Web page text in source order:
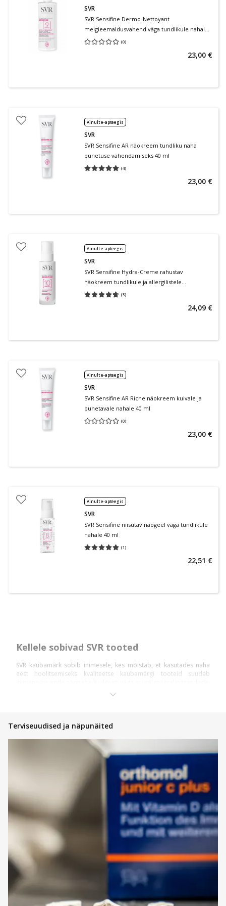
SVR
SVR Sensifine Dermo-Nettoyant
meigieemaldusvahend väga tundlikule nahale
400 ml
(0)
Keskmine hinnang 0.00
23,00 €
Ainult e-apteegis
SVR
SVR Sensifine AR näokreem tundliku naha
punetuse vähendamiseks 40 ml
(4)
Keskmine hinnang 5.00
23,00 €
Ainult e-apteegis
SVR
SVR Sensifine Hydra-Creme rahustav
näokreem tundlikule ja allergilistele
reaktsioonidele kalduvale nahale 40 ml
(3)
Keskmine hinnang 4.67
24,09 €
Ainult e-apteegis
SVR
SVR Sensifine AR Riche näokreem kuivale ja
punetavale nahale 40 ml
(0)
Keskmine hinnang 0.00
23,00 €
Ainult e-apteegis
SVR
SVR Sensifine niisutav näogeel väga tundlikule
nahale 40 ml
(1)
Keskmine hinnang 5.00
22,51 €
Kellele sobivad SVR tooted
SVR kaubamärk sobib inimesele, kes mõistab, et kasutades naha
eest hoolitsemiseks kvaliteetse kaubamärgi tooteid suudab
erinevatest nahale vajalikest toitainetest.
SVR toodete kasutamine
Tänu eriti laiale toodete valikule võib iga klient olla kindel, et leiab
enda vajadustele sobiva toote. Saadaval on erinevat sorti
dušigeele, mis aitavad puhastada ja värskendada nahka päevasest
saastest, samuti on tootevalikus olemas eritooted jalgade eest
hoolitsemisel, mis on asendamatu abi pikast päevast väsinud ja
kurnatud jalgadele. Samuti on saadaval nahka niisutavad ja toitvad
kehakreemid, mida on tänu kiirele imendumisele mugav ja lihtne
nahale kanda. Esindatud on ka toitvad seerumid neile, kellel esineb
kuiv ja jõuetu näonahk ja soovivad sellele leida efektiivse
lahenduse. Näonaha eest hoolitsemiseks on valikus olemas
kreemid vananevale näonahale, päikesekaitse tooted, seerumid,
eliksiirid ja õlid näonaha mõnusaks kosutamiseks. Et nahka
rikkalikult toita on selleks saadaval näokreemid, silmakreemid,
koorijad ja näomaskid.
Terviseuudised ja näpunäited